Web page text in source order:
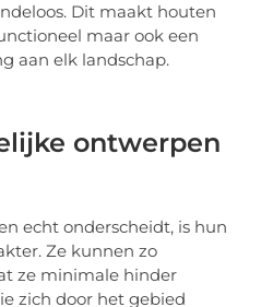
Dit maakt houten
maar ook een
aan elk landschap.
ontwerpen
echt onderscheidt, is hun
Ze kunnen zo
ze minimale hinder
zich door het gebied